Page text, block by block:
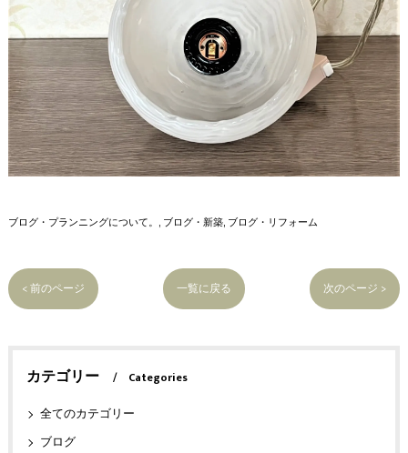
ブログ・プランニングについて。 ブログ・新築 ブログ・リフォーム
< 前のページ 一覧に戻る 次のページ >
カテゴリー
Categories
全てのカテゴリー
ブログ